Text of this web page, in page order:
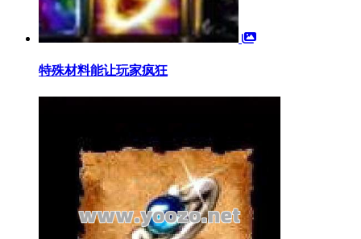
特殊材料能让玩家疯狂